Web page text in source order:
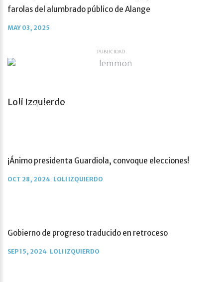
farolas del alumbrado público de Alange
MAY 03, 2025
PUBLICIDAD
Loli Izquierdo
NOV 30, 2024 LOLI IZQUIERDO
¡Ánimo presidenta Guardiola, convoque elecciones!
OCT 28, 2024 LOLI IZQUIERDO
Gobierno de progreso traducido en retroceso
SEP 15, 2024 LOLI IZQUIERDO